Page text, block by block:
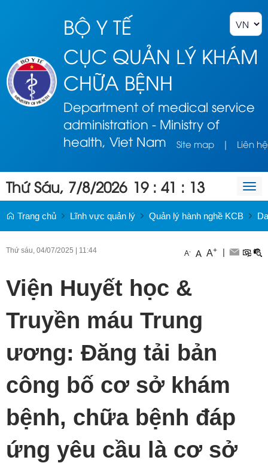
BỘ Y TẾ
CỤC QUẢN LÝ KHÁM
CHỮA BỆNH
Department of medical service
administration - Ministry of
health, Viet Nam
Site map | Liên hệ
Thứ Sáu, 7/8/2026 19 : 41 : 13
Trang chủ Lĩnh vực quản lý Quản lý hành nghề KCB
Thứ sáu, 04/07/2025 11:44 A- A A+ |
Viện Huyết học &
Truyền máu Trung
ương: Đăng tải bản
công bố cơ sở khám
bệnh, chữa bệnh đáp
ứng yêu cầu là cơ sở